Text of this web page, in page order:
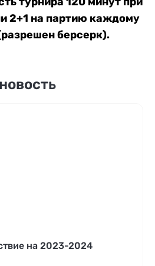
2+1 на партию каждому
берсерк).
на 2023-2024